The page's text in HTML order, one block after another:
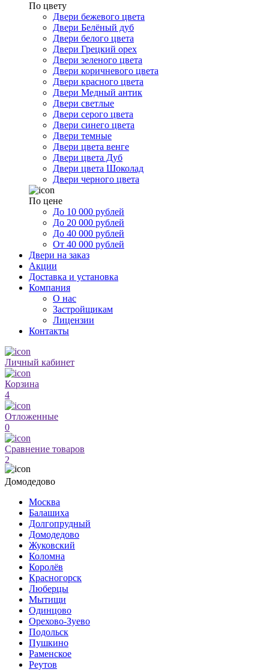
По цвету
Двери бежевого цвета
Двери Белёный дуб
Двери белого цвета
Двери Грецкий орех
Двери зеленого цвета
Двери коричневого цвета
Двери красного цвета
Двери Медный антик
Двери светлые
Двери серого цвета
Двери синего цвета
Двери темные
Двери цвета венге
Двери цвета Дуб
Двери цвета Шоколад
Двери черного цвета
По цене
До 10 000 рублей
До 20 000 рублей
До 40 000 рублей
От 40 000 рублей
Двери на заказ
Акции
Доставка и установка
Компания
О нас
Застройщикам
Лицензии
Контакты
Личный кабинет
Корзина
4
Отложенные
0
Сравнение товаров
2
Домодедово
Москва
Балашиха
Долгопрудный
Домодедово
Жуковский
Коломна
Королёв
Красногорск
Люберцы
Мытищи
Одинцово
Орехово-Зуево
Подольск
Пушкино
Раменское
Реутов